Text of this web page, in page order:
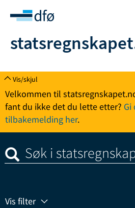
Vis/skjul
Velkommen til
fant du ikke det du lette etter? Gi
tilbakemelding her.
Vis filter